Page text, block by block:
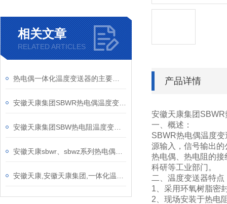
相关文章
RELATED ARTICLES
产品详情
安徽天康集团
一、概述：
SBWR热电偶温度
源输入，信号输出
热电偶、热电阻的
科研等工业部门。
二、温度变送器特点
1、采用环氧树脂密
2、现场安装于热电